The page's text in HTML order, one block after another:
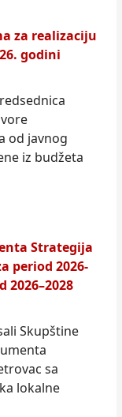
za realizaciju
godini
od javnog
iz budžeta
Strategija
period 2026-
2026–2028
Skupštine
sa
lokalne